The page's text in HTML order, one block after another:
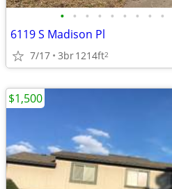
• • • • • • • • •
6119 S Madison Pl
7/17 3br1214ft2
$1,500